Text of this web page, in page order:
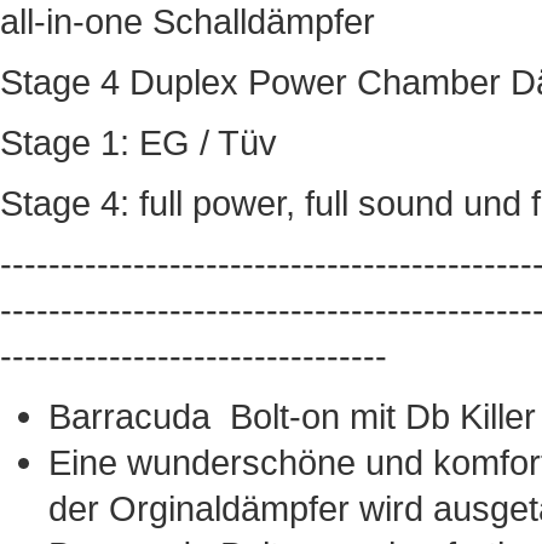
all-in-one Schalldämpfer
Stage 4 Duplex Power Chamber
Stage 1: EG / Tüv
Stage 4: full power, full sound und
--------------------------------
Barracuda Bolt-on mit Db Killer
Eine wunderschöne und
der Orginaldämpfer wird